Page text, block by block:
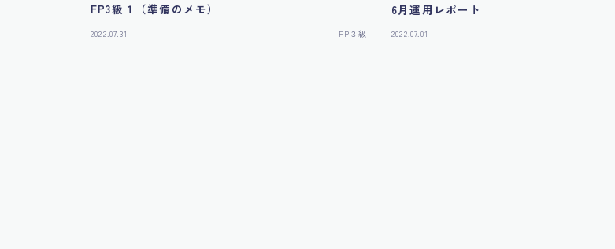
FP3級１（準備のメモ）
2022.07.31 FP３級
6月運用レポート
2022.07.01